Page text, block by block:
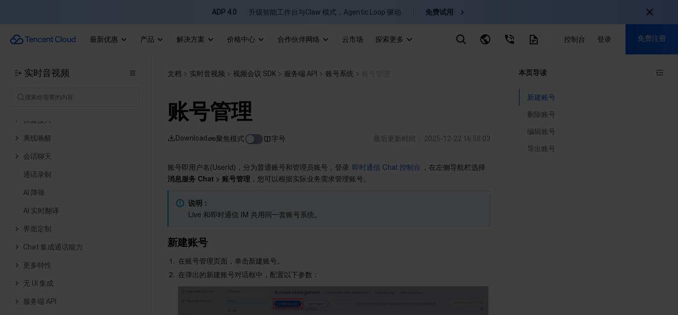
ADP 4.0 升级智能工作台与Claw 模式，Agentic Loop 驱动 免费试用
最新优惠 产品 解决方案 价格中心 合作伙伴网络 云市场
探索更多
CDN
简体中文-ZH
控制台 登录 免费注册
注册获取以下福利：
实时音视频
Demo 体验
跑通 Demo
快速接入
离线唤醒
会话聊天
通话录制
AI 降噪
AI 实时翻译
界面定制
Chat 集成通话能力
更多特性
无 UI 集成
服务端 API
文档 实时音视频 视频会议 SDK 服务端 API 账号系统
账号管理
Download 聚焦模式 字号 最后更新时间： 2025-12-22 16:58:03
账号即用户名(UserId)，分为普通账号和管理员账号，登录 即时通信 Chat 控制台 ，在左侧导航栏选择
消息服务 Chat > 账号管理 ，您可以根据实际业务需求管理账号。
说明：
Live 和即时通信 IM 共用同一套账号系统。
新建账号
1. 在账号管理页面，单击新建账号。
2. 在弹出的新建账号对话框中，配置以下参数：
本页导读
新建账号
删除账号
编辑账号
导出账号